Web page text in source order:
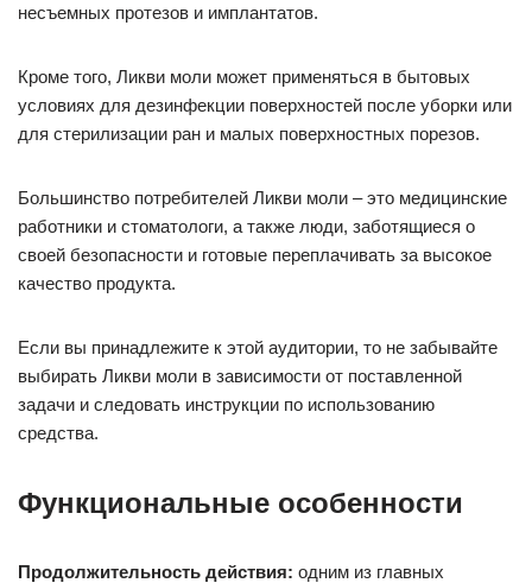
несъемных протезов и имплантатов.
Кроме того, Ликви моли может применяться в бытовых
условиях для дезинфекции поверхностей после уборки или
для стерилизации ран и малых поверхностных порезов.
Большинство потребителей Ликви моли – это медицинские
работники и стоматологи, а также люди, заботящиеся о
своей безопасности и готовые переплачивать за высокое
качество продукта.
Если вы принадлежите к этой аудитории, то не забывайте
выбирать Ликви моли в зависимости от поставленной
задачи и следовать инструкции по использованию
средства.
Функциональные особенности
Продолжительность действия: одним из главных